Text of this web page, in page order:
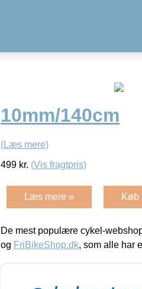
10mm/140cm
(Læs mere)
499 kr. (Vis fragtpris)
Læs mere » Køb
De mest populære cykel-
og FriBikeShop.dk, som alle har